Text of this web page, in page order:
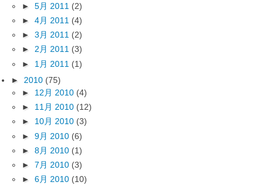
► 5月 2011 (2)
► 4月 2011 (4)
► 3月 2011 (2)
► 2月 2011 (3)
► 1月 2011 (1)
► 2010 (75)
► 12月 2010 (4)
► 11月 2010 (12)
► 10月 2010 (3)
► 9月 2010 (6)
► 8月 2010 (1)
► 7月 2010 (3)
► 6月 2010 (10)